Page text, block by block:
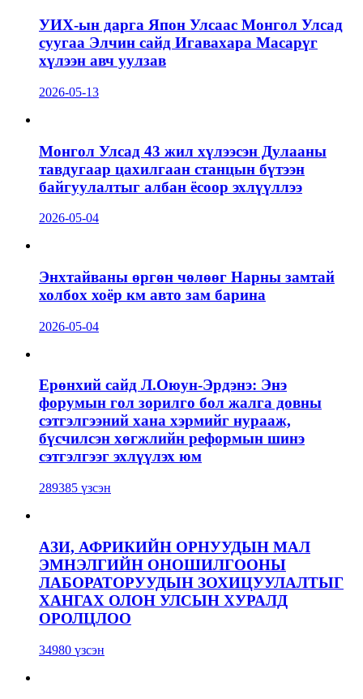
УИХ-ын дарга Япон Улсаас Монгол Улсад
суугаа Элчин сайд Игавахара Масарүг
хүлээн авч уулзав
2026-05-13
Монгол Улсад 43 жил хүлээсэн Дулааны
тавдугаар цахилгаан станцын бүтээн
байгуулалтыг албан ёсоор эхлүүллээ
2026-05-04
Энхтайваны өргөн чөлөөг Нарны замтай
холбох хоёр км авто зам барина
2026-05-04
Ерөнхий сайд Л.Оюун-Эрдэнэ: Энэ
форумын гол зорилго бол жалга довны
сэтгэлгээний хана хэрмийг нурааж,
бүсчилсэн хөгжлийн реформын шинэ
сэтгэлгээг эхлүүлэх юм
289385 үзсэн
АЗИ, АФРИКИЙН ОРНУУДЫН МАЛ
ЭМНЭЛГИЙН ОНОШИЛГООНЫ
ЛАБОРАТОРУУДЫН ЗОХИЦУУЛАЛТЫГ
ХАНГАХ ОЛОН УЛСЫН ХУРАЛД
ОРОЛЦЛОО
34980 үзсэн